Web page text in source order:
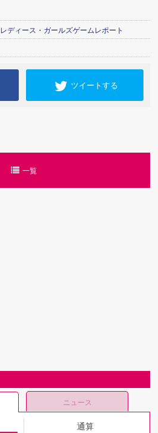
レディース・ガールズゲームレポート
ツイートする
一覧
ニュース
通算